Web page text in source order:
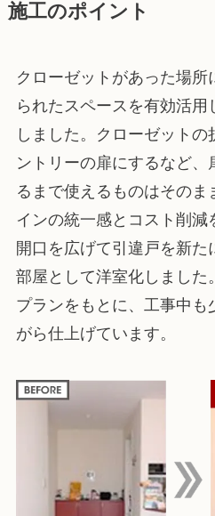
施工のポイント
クローゼットがあった場所
られたスペースを有効活
しました。クローゼット
ントリーの扉にするなど、
るまで使えるものはその
インの統一感とコスト削減
開口を広げて引違戸を新
部屋として洋室化しました
プランをもとに、工事中も
がら仕上げています。